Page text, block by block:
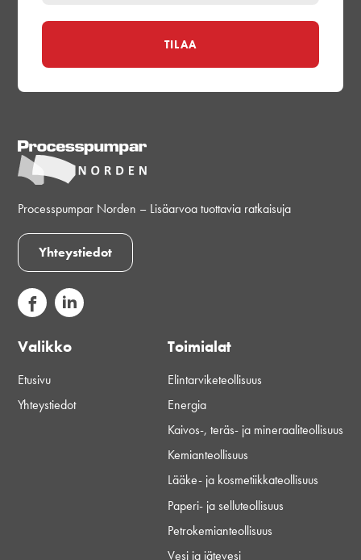
Processpumpar Norden – Lisäarvoa tuottavia ratkaisuja
Yhteystiedot
Valikko
Etusivu
Yhteystiedot
Toimialat
Elintarviketeollisuus
Energia
Kaivos-, teräs- ja mineraaliteollisuus
Kemianteollisuus
Lääke- ja kosmetiikkateollisuus
Paperi- ja selluteollisuus
Petrokemianteollisuus
Vesi ja jätevesi